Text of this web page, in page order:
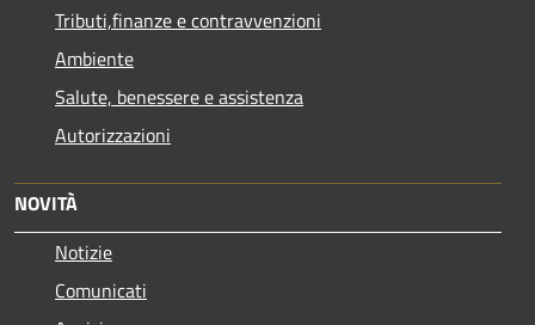
Tributi,finanze e contravvenzioni
Ambiente
Salute, benessere e assistenza
Autorizzazioni
NOVITÀ
Notizie
Comunicati